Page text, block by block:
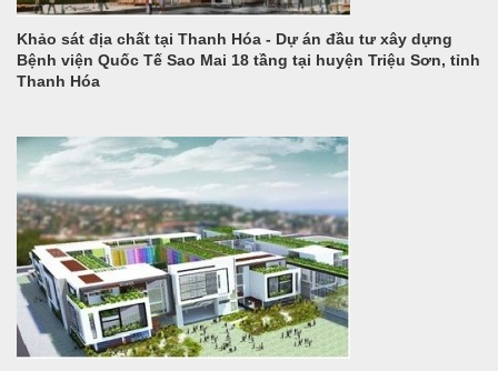
Khảo sát địa chất tại Thanh Hóa - Dự án đầu tư xây dựng
Bệnh viện Quốc Tế Sao Mai 18 tầng tại huyện Triệu Sơn, tỉnh
Thanh Hóa